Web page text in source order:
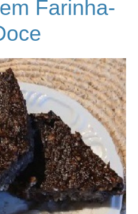
Farinha-